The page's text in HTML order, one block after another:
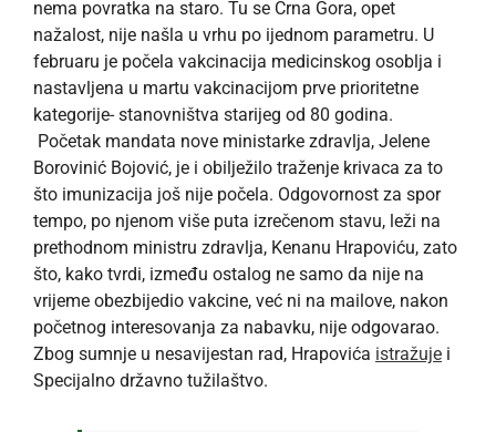
nema povratka na staro. Tu se Crna Gora, opet
nažalost, nije našla u vrhu po ijednom parametru. U
februaru je počela vakcinacija medicinskog osoblja i
nastavljena u martu vakcinacijom prve prioritetne
kategorije- stanovništva starijeg od 80 godina.
Početak mandata nove ministarke zdravlja, Jelene
Borovinić Bojović, je i obilježilo traženje krivaca za to
što imunizacija još nije počela. Odgovornost za spor
tempo, po njenom više puta izrečenom stavu, leži na
prethodnom ministru zdravlja, Kenanu Hrapoviću, zato
što, kako tvrdi, između ostalog ne samo da nije na
vrijeme obezbijedio vakcine, već ni na mailove, nakon
početnog interesovanja za nabavku, nije odgovarao.
Zbog sumnje u nesavijestan rad, Hrapovića istražuje i
Specijalno državno tužilaštvo.